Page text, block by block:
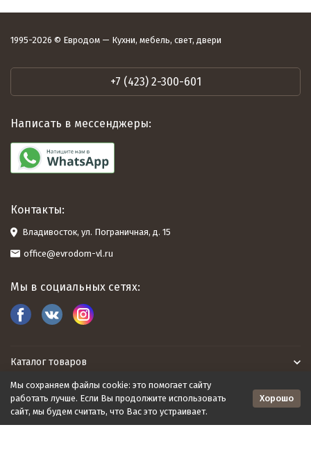
1995-2026 © Евродом — Кухни, мебель, свет, двери
+7 (423) 2-300-601
Написать в мессенджеры:
Контакты:
Владивосток, ул. Пограничная, д. 15
office@evrodom-vl.ru
Мы в социальных сетях:
Каталог товаров
Евродом
Мы сохраняем файлы cookie: это помогает сайту
работать лучше. Если Вы продолжите использовать
сайт, мы будем считать, что Вас это устраивает.
Хорошо